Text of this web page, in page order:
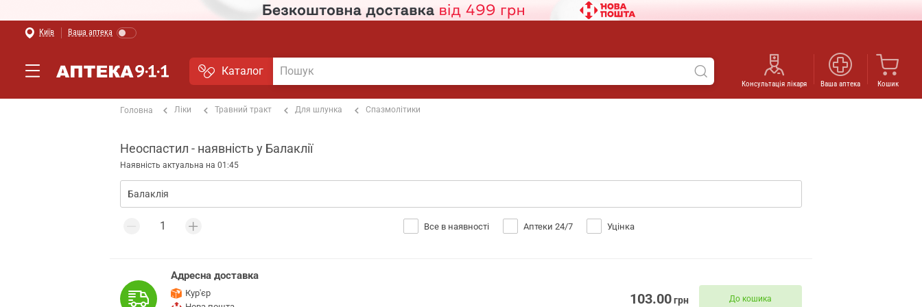
Київ Ваша аптека
Каталог
Консультація лікаря Ваша аптека Кошик
Головна Ліки Травний тракт Для шлунка Спазмолітики
Неоспастил - наявність у Балаклії
Наявність актуальна на 01:45
Все в наявності Аптеки 24/7 Уцінка
Адресна доставка
Кур'єр
103.00грн До кошика